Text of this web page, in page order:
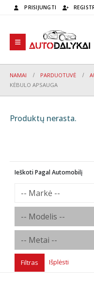
PRISIJUNGTI
NAMAI PARDUOTUVĖ
KĖBULO APSAUGA
Produktų nerasta.
Ieškoti Pagal Automobilį
Filtras Išplėsti